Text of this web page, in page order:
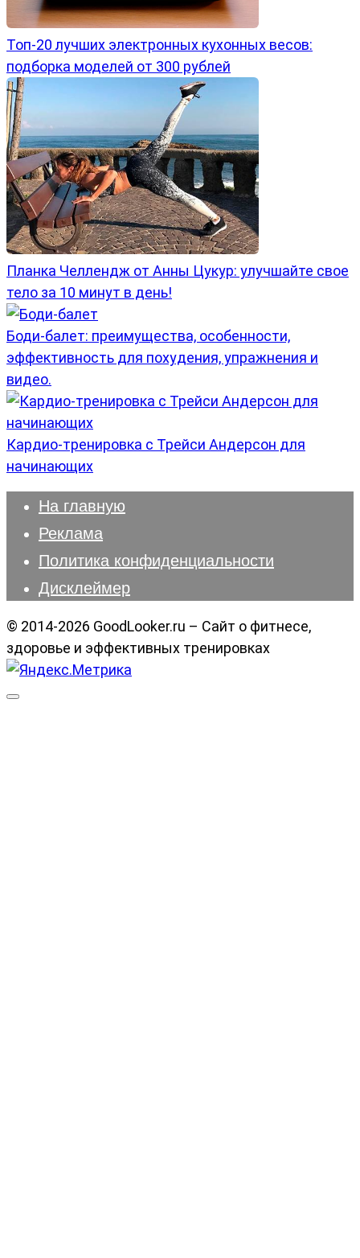
Топ-20 лучших электронных кухонных весов:
подборка моделей от 300 рублей
Планка Челлендж от Анны Цукур: улучшайте свое
тело за 10 минут в день!
Боди-балет: преимущества, особенности,
эффективность для похудения, упражнения и
видео.
Кардио-тренировка с Трейси Андерсон для
начинающих
На главную
Реклама
Политика конфиденциальности
Дисклеймер
© 2014-2026 GoodLooker.ru – Сайт о фитнесе,
здоровье и эффективных тренировках